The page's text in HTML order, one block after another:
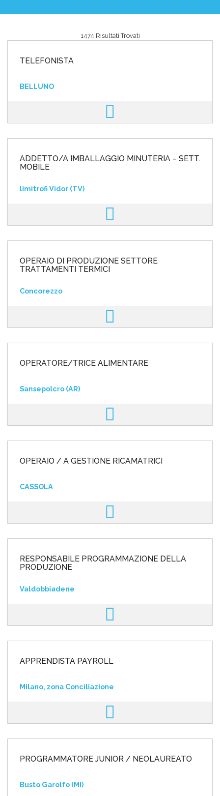
1474 Risultati Trovati
TELEFONISTA
BELLUNO
ADDETTO/A IMBALLAGGIO MINUTERIA – SETT.
MOBILE
limitrofi Vidor (TV)
OPERAIO DI PRODUZIONE SETTORE
TRATTAMENTI TERMICI
Concorezzo
OPERATORE/TRICE ALIMENTARE
Sansepolcro (AR)
OPERAIO / A GESTIONE RICAMATRICI
CASSOLA
RESPONSABILE PROGRAMMAZIONE DELLA
PRODUZIONE
Valdobbiadene
APPRENDISTA PAYROLL
Milano, zona Conciliazione
PROGRAMMATORE JUNIOR / NEOLAUREATO
Busto Garolfo (MI)